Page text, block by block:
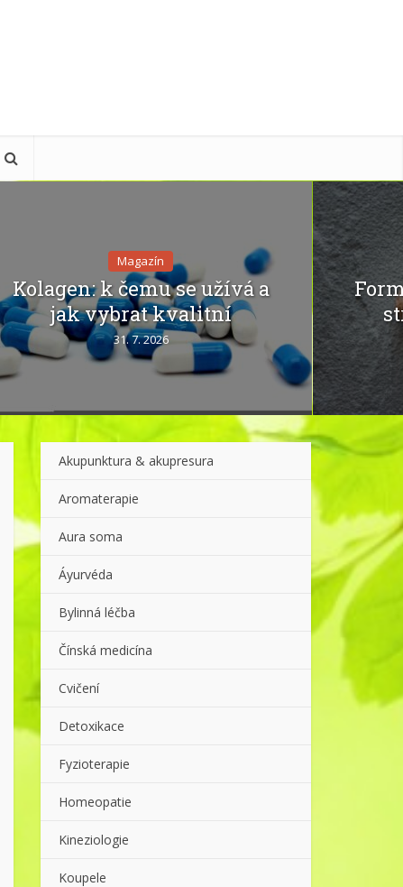
Magazín
Kolagen: k čemu se užívá a
jak vybrat kvalitní
31. 7. 2026
Akupunktura & akupresura
Aromaterapie
Aura soma
Áyurvéda
Bylinná léčba
Čínská medicína
Cvičení
Detoxikace
Fyzioterapie
Homeopatie
Kineziologie
Koupele